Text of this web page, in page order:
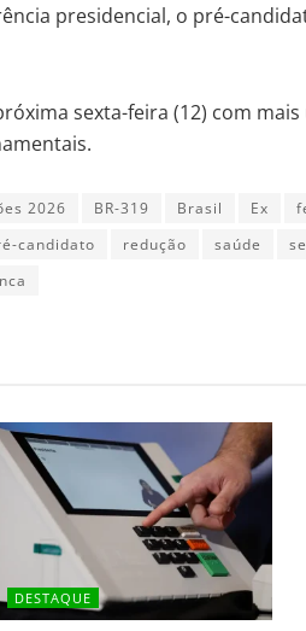
presidencial, o pré-
sexta-feira (12) com
2026 BR-319 Brasil Ex
candidato redução saúde
DESTAQUE